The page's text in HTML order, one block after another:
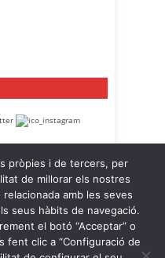
by OnaCat.Ràdio
pròpies i de tercers, per
de millorar els nostres
amb les seves
seus hàbits de navegació.
el botó “Acceptar” o
fent clic a “Configuració de